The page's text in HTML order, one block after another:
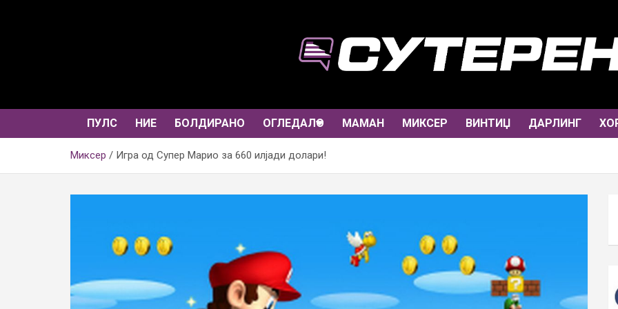
ПУЛС НИЕ БОЛДИРАНО ОГЛЕДАЛО МАМАН МИКСЕР ВИНТИЏ ДАРЛИНГ
Миксер Игра од Супер Марио за 660 илјади долари!